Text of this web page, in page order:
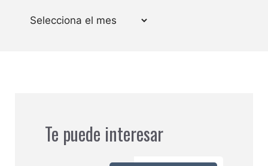
Arxius
Te puede interesar